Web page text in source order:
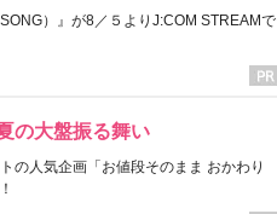
）』が8／５よりJ:COM STREAMで
の大盤振る舞い
の人気企画「お値段そのまま おかわり